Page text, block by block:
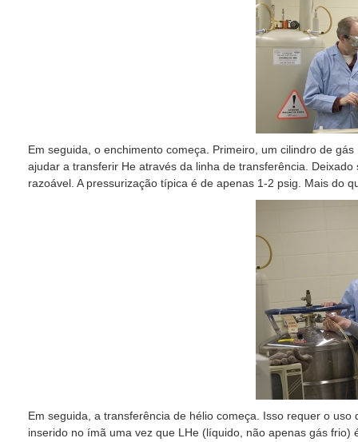
Em seguida, o enchimento começa. Primeiro, um cilindro de
ajudar a transferir He através da linha de transferência.
razoável. A pressurização típica é de apenas 1-2 psig. Mais do
Em seguida, a transferência de hélio começa. Isso requer o
inserido no ímã uma vez que LHe (líquido, não apenas gás